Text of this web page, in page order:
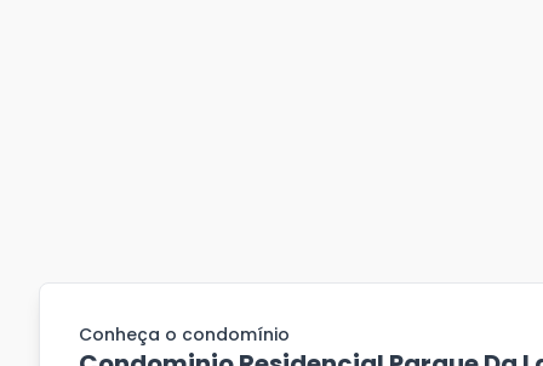
Conheça o condomínio